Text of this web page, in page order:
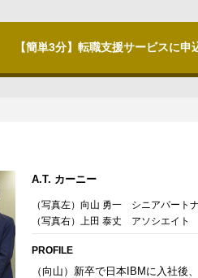
【簡単3分】転職支援サービスに申
A.T. カーニー
（写真左）向山 勇一 シニアパート
（写真右）上田 泰丈 アソシエイト
PROFILE
（向山）新卒で日本IBMに入社後